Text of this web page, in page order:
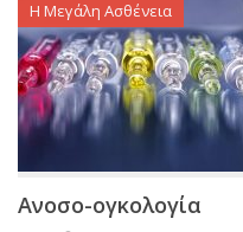
Η Μεγάλη Ασθένεια
Ανοσο-ογκολογία